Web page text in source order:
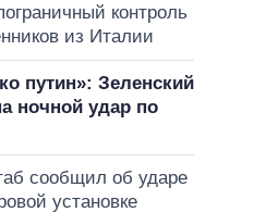
контроль
из Италии
путин»: Зеленский
ночной удар по
сообщил об ударе
установке